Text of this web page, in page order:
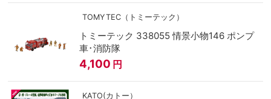
TOMYTEC（トミーテック）
トミーテック 338055 情景小物146 ポンプ
車･消防隊
4,100 円
KATO(カトー）